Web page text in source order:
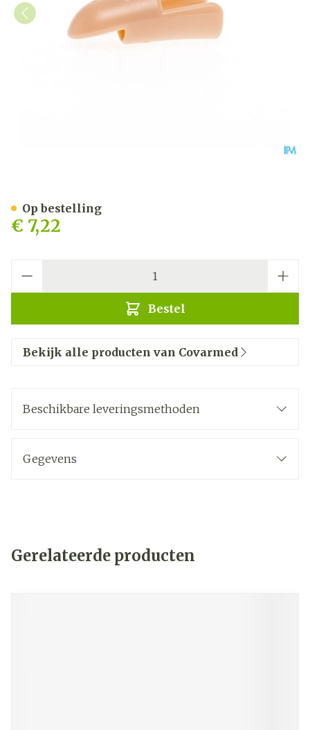
€ 7,22
Bestel
Op bestelling
Bekijk alle producten van Covarmed
Beschikbare leveringsmethoden
Gegevens
Gerelateerde producten